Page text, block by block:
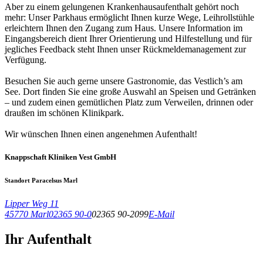
Aber zu einem gelungenen Krankenhausaufenthalt gehört noch
mehr: Unser Parkhaus ermöglicht Ihnen kurze Wege, Leihrollstühle
erleichtern Ihnen den Zugang zum Haus. Unsere Information im
Eingangsbereich dient Ihrer Orientierung und Hilfestellung und für
jegliches Feedback steht Ihnen unser Rückmeldemanagement zur
Verfügung.
Besuchen Sie auch gerne unsere Gastronomie, das Vestlich’s am
See. Dort finden Sie eine große Auswahl an Speisen und Getränken
– und zudem einen gemütlichen Platz zum Verweilen, drinnen oder
draußen im schönen Klinikpark.
Wir wünschen Ihnen einen angenehmen Aufenthalt!
Knappschaft Kliniken Vest GmbH
Standort Paracelsus Marl
Lipper Weg 11
45770 Marl02365 90-002365 90-2099E-Mail
Ihr Aufenthalt